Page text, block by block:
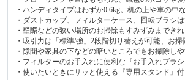
・ハンディタイプはわずか0.6kg。机の上や車の中
・ダストカップ、フィルターケース、回転ブラシ
・壁際などの狭い場所のお掃除もすみずみまでき
・吸引力は「標準/強」2段階切り替えが可能、お
・隙間や家具の下などの暗いところでもお掃除し
・フィルターのお手入れに便利な『お手入れブラシ
・使いたいときにサッと使える『専用スタンド』